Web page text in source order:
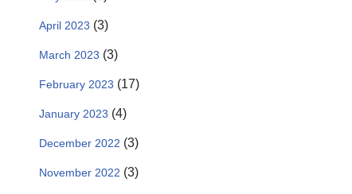
April 2023 (3)
March 2023 (3)
February 2023 (17)
January 2023 (4)
December 2022 (3)
November 2022 (3)